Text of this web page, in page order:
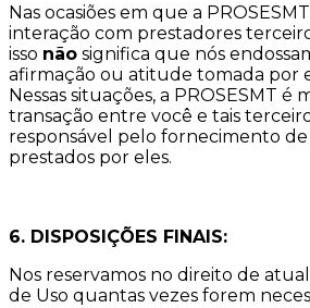
Nas ocasiões em que a
interação com prestadores
isso não significa que nós
afirmação ou atitude tomada por
Nessas situações, a PROSESMT é
transação entre você e tais
responsável pelo fornecimento
prestados por eles.
6. DISPOSIÇÕES FINAIS:
Nos reservamos no direito de
de Uso quantas vezes forem